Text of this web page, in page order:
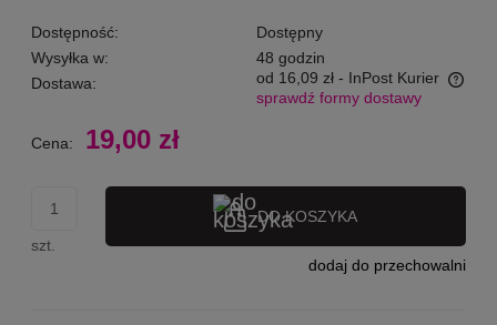
Dostępność:
Dostępny
Wysyłka w:
48 godzin
Dostawa:
od 16,09 zł - InPost Kurier
Cena nie zawiera ewentualnych kosztów płatności
sprawdź formy dostawy
Cena: 19,00 zł
szt.
DO KOSZYKA
dodaj do przechowalni